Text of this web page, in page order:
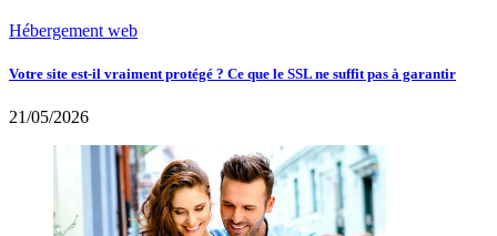
Hébergement web
Votre site est-il vraiment protégé ? Ce que le SSL ne suffit pas à garantir
21/05/2026